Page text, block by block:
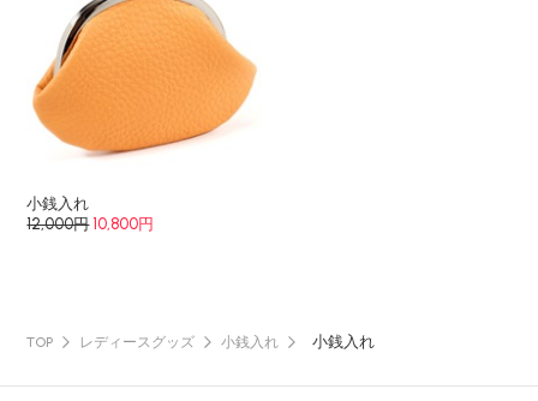
小銭入れ
12,000円 10,800円
TOP レディースグッズ 小銭入れ 小銭入れ